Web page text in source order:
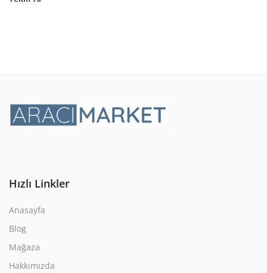
Hızlı Linkler
Anasayfa
Blog
Mağaza
Hakkımızda